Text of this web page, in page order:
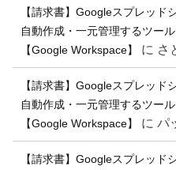
【請求書】Googleスプレッド
自動作成・一元管理するツー
【Google Workspace】
に さ
【請求書】Googleスプレッド
自動作成・一元管理するツー
【Google Workspace】
に パ
【請求書】Googleスプレッド